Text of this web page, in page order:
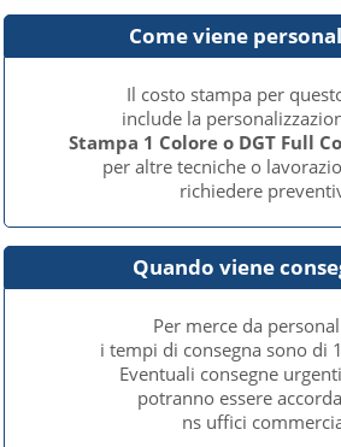
Come viene
Il costo stampa per
include la
Stampa 1 Colore o DGT Full
per altre tecniche o
richiedere
Quando viene
Per merce da
i tempi di consegna sono di
Eventuali consegne
potranno essere
ns uffici